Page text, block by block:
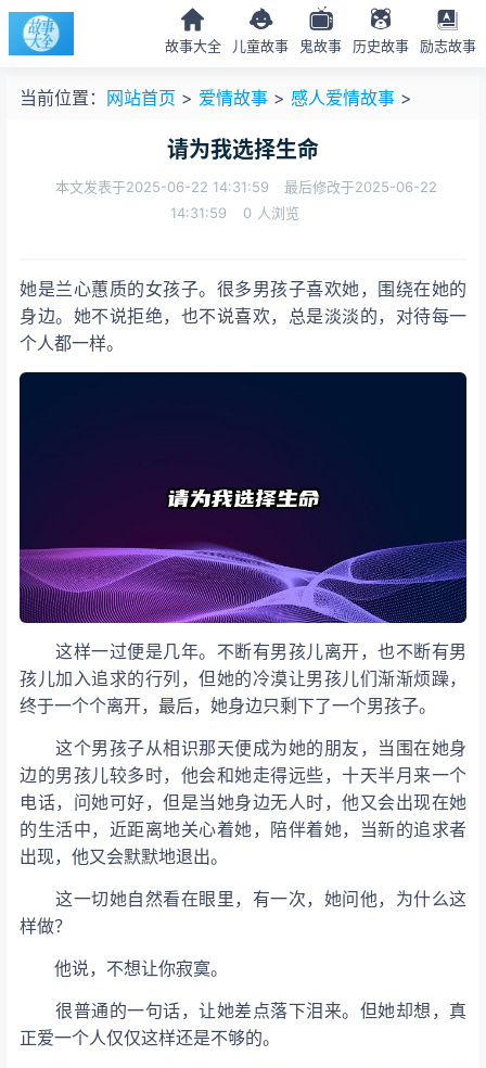
故事大全 儿童故事 鬼故事 历史故事 励志故事
当前位置： 网站首页 > 爱情故事 > 感人爱情故事 >
请为我选择生命
本文发表于2025-06-22 14:31:59
最后修改于2025-06-22
14:31:59
0 人浏览
她是兰心蕙质的女孩子。很多男孩子喜欢她，围绕在她的
身边。她不说拒绝，也不说喜欢，总是淡淡的，对待每一
个人都一样。
这样一过便是几年。不断有男孩儿离开，也不断有男
孩儿加入追求的行列，但她的冷漠让男孩儿们渐渐烦躁，
终于一个个离开，最后，她身边只剩下了一个男孩子。
这个男孩子从相识那天便成为她的朋友，当围在她身
边的男孩儿较多时，他会和她走得远些，十天半月来一个
电话，问她可好，但是当她身边无人时，他又会出现在她
的生活中，近距离地关心着她，陪伴着她，当新的追求者
出现，他又会默默地退出。
这一切她自然看在眼里，有一次，她问他，为什么这
样做？
他说，不想让你寂寞。
很普通的一句话，让她差点落下泪来。但她却想，真
正爱一个人仅仅这样还是不够的。